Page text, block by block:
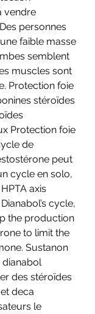
vendre
personnes
faible masse
semblent
muscles sont
Protection foie
stéroïdes
Protection foie
de
peut
cycle en solo,
axis
cycle,
the production
to limit the
Sustanon
dianabol
des stéroïdes
deca
le